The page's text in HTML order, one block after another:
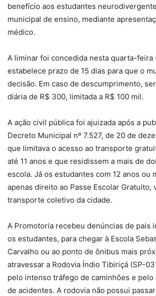
benefício aos estudantes
municipal de ensino, mediante
médico.
A liminar foi concedida nesta quarta-feira
estabelece prazo de 15 dias para que o
decisão. Em caso de descumprimento,
diária de R$ 300, limitada a R$ 100 mil.
A ação civil pública foi ajuizada após a
Decreto Municipal nº 7.527, de 20 de
que limitava o acesso ao transporte
até 11 anos e que residissem a mais de
escola. Já os estudantes com 12 anos ou
apenas direito ao Passe Escolar Gratuito,
transporte coletivo da cidade.
A Promotoria recebeu denúncias de pais
os estudantes, para chegar à Escola
Carvalho ou ao ponto de ônibus mais
atravessar a Rodovia Índio Tibiriçá (SP-
pelo intenso tráfego de caminhões e pelo
de acidentes. A rodovia não possui